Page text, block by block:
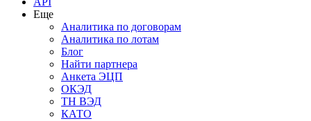
Еще
Аналитика по договорам
Аналитика по лотам
Блог
Найти партнера
Анкета ЭЦП
ОКЭД
ТН ВЭД
КАТО